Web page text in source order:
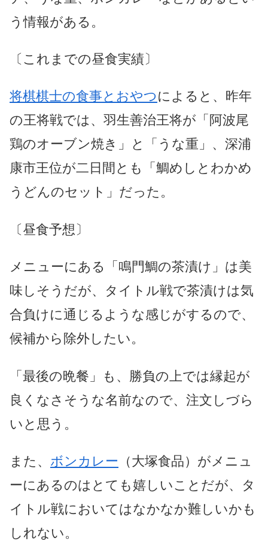
う情報がある。
〔これまでの昼食実績〕
将棋棋士の食事とおやつによると、昨年
の王将戦では、羽生善治王将が「阿波尾
鶏のオーブン焼き」と「うな重」、深浦
康市王位が二日間とも「鯛めしとわかめ
うどんのセット」だった。
〔昼食予想〕
メニューにある「鳴門鯛の茶漬け」は美
味しそうだが、タイトル戦で茶漬けは気
合負けに通じるような感じがするので、
候補から除外したい。
「最後の晩餐」も、勝負の上では縁起が
良くなさそうな名前なので、注文しづら
いと思う。
また、 ボンカレー （大塚食品）がメニュ
ーにあるのはとても嬉しいことだが、タ
イトル戦においてはなかなか難しいかも
しれない。